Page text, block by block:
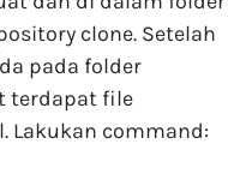
clone. Setelah
pada folder
terdapat file
Lakukan command: